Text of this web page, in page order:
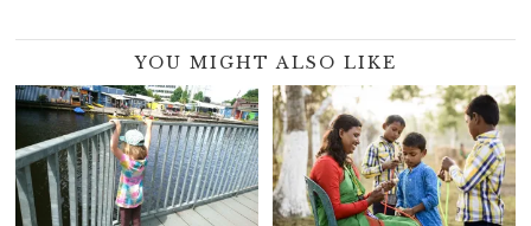
YOU MIGHT ALSO LIKE